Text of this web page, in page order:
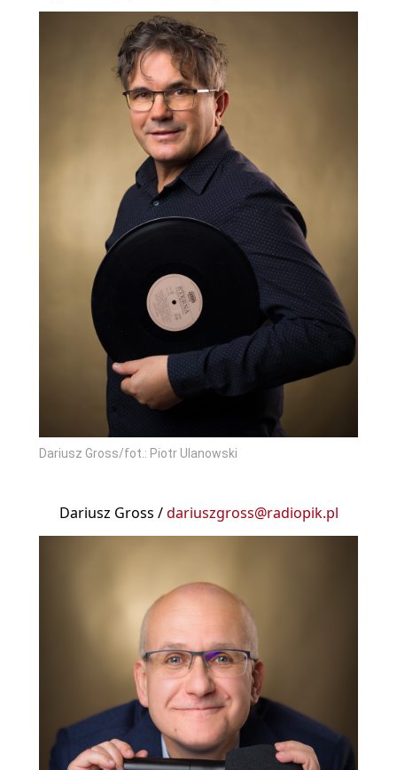
Dariusz Gross/fot.: Piotr Ulanowski
Dariusz Gross /dariuszgross@radiopik.pl